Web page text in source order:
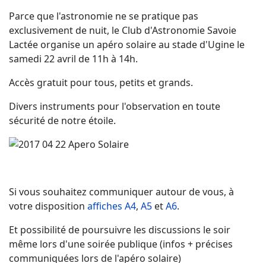
Parce que l'astronomie ne se pratique pas
exclusivement de nuit, le Club d'Astronomie Savoie
Lactée organise un apéro solaire au stade d'Ugine le
samedi 22 avril de 11h à 14h.
Accès gratuit pour tous, petits et grands.
Divers instruments pour l'observation en toute
sécurité de notre étoile.
Si vous souhaitez communiquer autour de vous, à
votre disposition affiches A4, A5 etA6.
Et possibilité de poursuivre les discussions le soir
même lors d'une soirée publique (infos + précises
communiquées lors de l'apéro solaire)